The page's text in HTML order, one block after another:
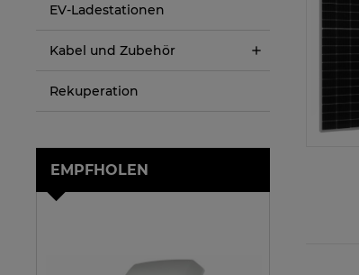
EV-Ladestationen
Kabel und Zubehör
Rekuperation
EMPFHOLEN